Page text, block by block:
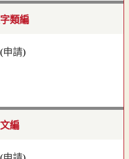
類編
(申請)
編